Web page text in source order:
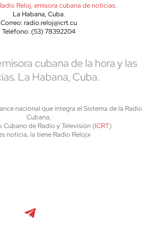
Reloj, emisora cubana de noticias.
La Habana, Cuba.
Correo: radio.reloj@icrt.cu
Teléfono: (53) 78392204
cubana de la hora y las
La Habana, Cuba.
nacional que integra el Sistema de la Radio
Cubana,
de Radio y Televisión (ICRT)
noticia, la tiene Radio Reloj»